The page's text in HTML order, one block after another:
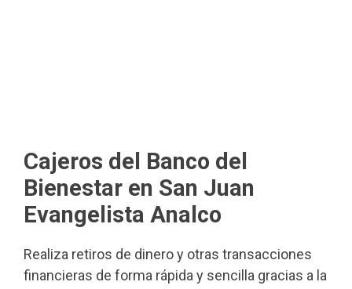
Cajeros del Banco del
Bienestar en San Juan
Evangelista Analco
Realiza retiros de dinero y otras transacciones
financieras de forma rápida y sencilla gracias a la